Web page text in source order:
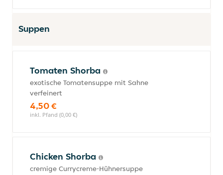
Suppen
Tomaten Shorba
exotische Tomatensuppe mit Sahne
verfeinert
4,50 €
inkl. Pfand (0,00 €)
Chicken Shorba
cremige Currycreme-Hühnersuppe